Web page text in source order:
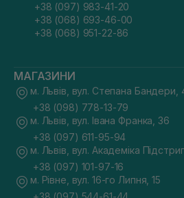
+38 (097) 983-41-20
+38 (068) 693-46-00
+38 (068) 951-22-86
МАГАЗИНИ
м. Львів, вул. Степана Бандери,
+38 (098) 778-13-79
м. Львів, вул. Івана Франка, 36
+38 (097) 611-95-94
м. Львів, вул. Академіка
+38 (097) 101-97-16
м. Рівне, вул. 16-го Липня, 15